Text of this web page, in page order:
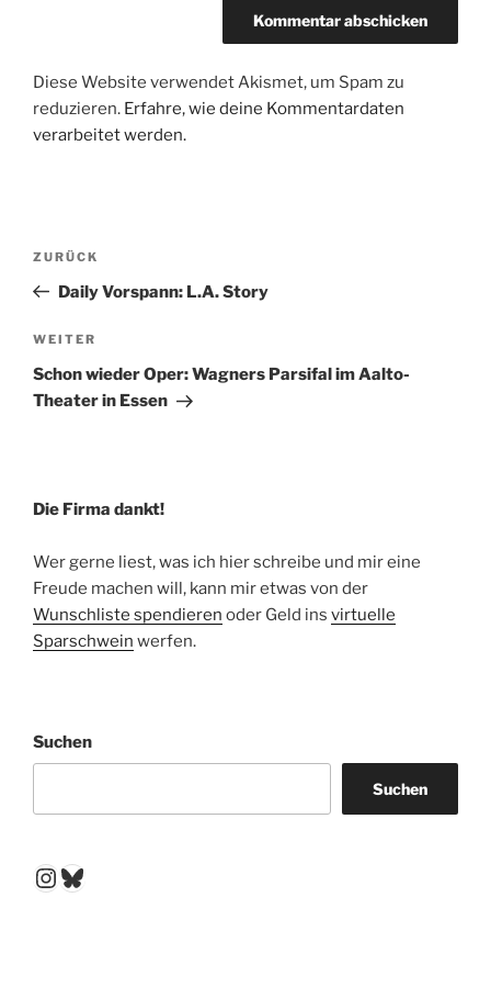
Diese Website verwendet Akismet, um Spam zu
reduzieren. Erfahre, wie deine Kommentardaten
verarbeitet werden.
Beitragsnavigation
Vorheriger
Beitrag
ZURÜCK
Daily Vorspann: L.A. Story
Nächster
Beitrag
WEITER
Schon wieder Oper: Wagners Parsifal im Aalto-
Theater in Essen
Die Firma dankt!
Wer gerne liest, was ich hier schreibe und mir eine
Freude machen will, kann mir etwas von der
Wunschliste spendieren oder Geld ins virtuelle
Sparschwein werfen.
Suchen
Suchen
Instagram
Bluesky